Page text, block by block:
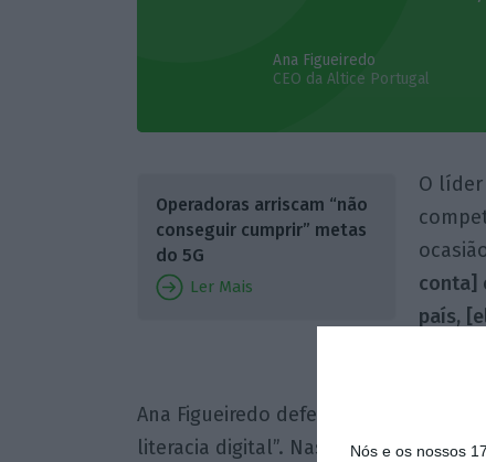
Nós e os nossos
Ana Figueiredo
CEO da Altice Portugal
Operadoras arriscam “não
conseguir cumprir” metas
do 5G
Ler Mais
O
conta]
país,
Ana Figueiredo defendeu também
literacia digital”. Nas competências